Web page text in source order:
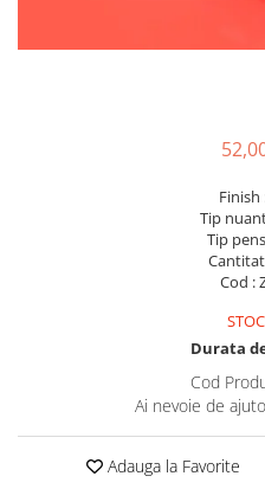
Finish
Tip
Tip
Cod :
Durata
Cod
Ai nevoie de
Adauga la Favorite